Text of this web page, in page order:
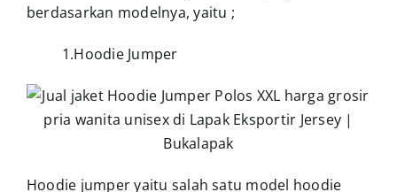
berdasarkan modelnya, yaitu ;
1.Hoodie Jumper
Hoodie jumper yaitu salah satu model hoodie